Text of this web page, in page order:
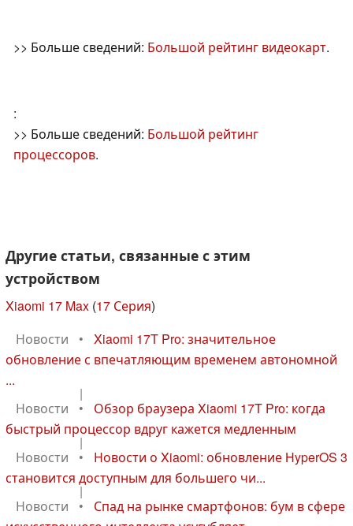
>> Больше сведений: Большой рейтинг видеокарт.
:
>> Больше сведений: Большой рейтинг
процессоров.
Другие статьи, связанные с этим
устройством
Xiaomi 17 Max (17 Серия)
Новости
•
Xiaomi 17T Pro: значительное
обновление с впечатляющим временем автономной
...
|
Новости
•
Обзор браузера Xiaomi 17T Pro: когда
быстрый процессор вдруг кажется медленным
|
Новости
•
Новости о Xiaomi: обновление HyperOS 3
становится доступным для большего чи...
|
Новости
•
Спад на рынке смартфонов: бум в сфере